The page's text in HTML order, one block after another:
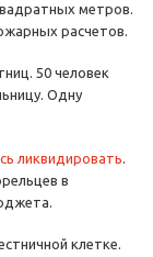
метров.
расчетов.
50 человек
Одну
ликвидировать.
в
клетке.